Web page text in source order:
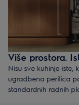
Više prostora.
Nisu sve kuhinje
ugradbena perilica
standardnih radnih